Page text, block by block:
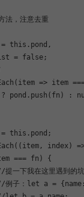
法，注意去重
this .pond,
=
false ;
item => item
pond.push(fn) :
this .pond;
( item, index )
=== fn) {
提一下我在这里遇到的
例子：let a =